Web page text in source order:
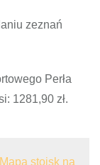
zeznań
Perła
1281,90 zł.
Mapa stoisk na